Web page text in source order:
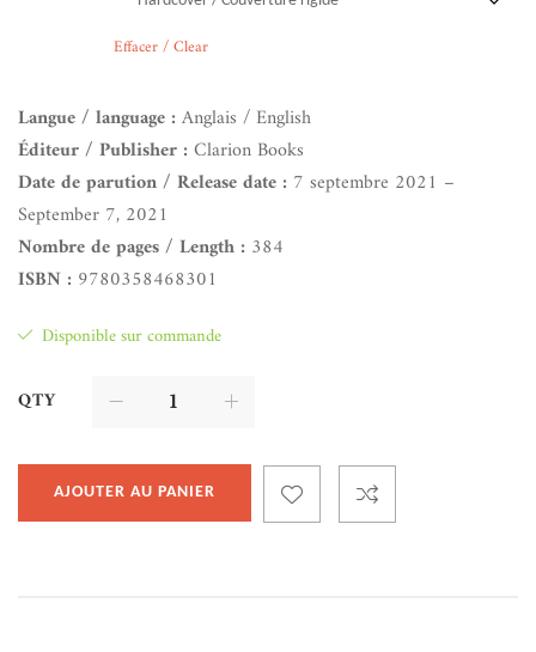
Effacer / Clear
Langue / language :Anglais / English
Éditeur / Publisher :Clarion Books
Date de parution / Release date : 7 septembre 2021 –
September 7, 2021
Nombre de pages / Length : 384
ISBN : 9780358468301
Disponible sur commande
QTY
AJOUTER AU PANIER